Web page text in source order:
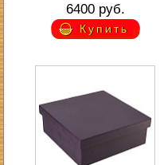
6400 руб.
Купить